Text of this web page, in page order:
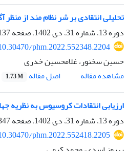
تحلیلی انتقادی بر شر نظام مند از منظر
دوره 13، شماره 31، دی 1402، صفحه
155
phm.2022.552348.2204
حسین سخنور، غلامحسین خدری
مشاهده مقاله
اصل مقاله 1.73 M
ارزیابی انتقادات کروسیوس به نظریه
دوره 13، شماره 31، دی 1402، صفحه
369
phm.2022.552418.2205